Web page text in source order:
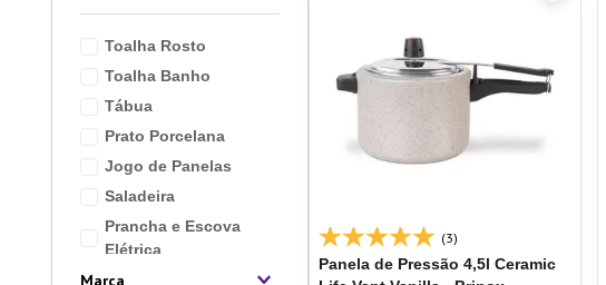
Adorno
Acessórios
Ver mais 5
Toalha Rosto
Toalha Banho
Tábua
Prato Porcelana
Jogo de Panelas
Saladeira
Prancha e Escova
Elétrica
Porta Retrato e
Marca
(3)
Panela de Pressão 4,5l Ceramic